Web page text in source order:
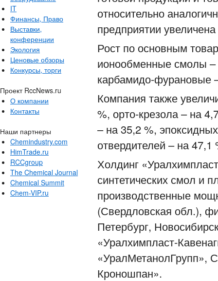
IT
Финансы, Право
Выставки,
конференции
Экология
Ценовые обзоры
Конкурсы, торги
Проект RccNews.ru
О компании
Контакты
Наши партнеры
Chemindustry.com
HimTrade.ru
RCCgroup
The Chemical Journal
Chemical Summit
Chem-VIP.ru
относительно
предприятии
Рост по основным
ионообменные смолы
карбамидо-фурановые
Компания также
%, орто-крезола – на
– на 35,2 %,
отвердителей – на 47,1
Холдинг
синтетических смол и
производственные
(Свердловская обл.),
Петербург,
«Уралхимпласт-
«УралМетанолГрупп»,
Кроношпан».